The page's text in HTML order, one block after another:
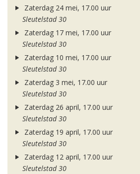
Zaterdag 24 mei, 17.00 uur
Sleutelstad 30
Zaterdag 17 mei, 17.00 uur
Sleutelstad 30
Zaterdag 10 mei, 17.00 uur
Sleutelstad 30
Zaterdag 3 mei, 17.00 uur
Sleutelstad 30
Zaterdag 26 april, 17.00 uur
Sleutelstad 30
Zaterdag 19 april, 17.00 uur
Sleutelstad 30
Zaterdag 12 april, 17.00 uur
Sleutelstad 30